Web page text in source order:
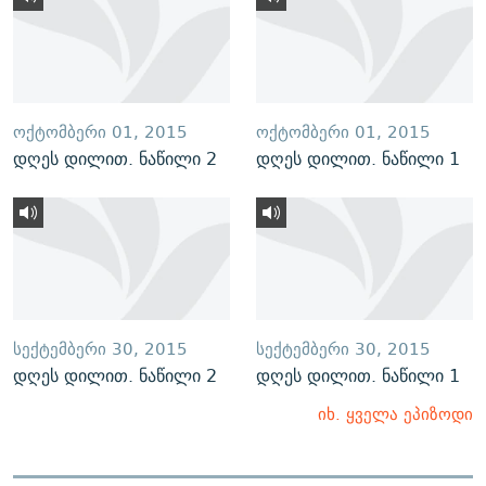
ᲝᲥᲢᲝᲛᲑᲔᲠᲘ 01, 2015
დღეს დილით. ნაწილი 2
ᲝᲥᲢᲝᲛᲑᲔᲠᲘ 01, 2015
დღეს დილით. ნაწილი 1
ᲡᲔᲥᲢᲔᲛᲑᲔᲠᲘ 30, 2015
დღეს დილით. ნაწილი 2
ᲡᲔᲥᲢᲔᲛᲑᲔᲠᲘ 30, 2015
დღეს დილით. ნაწილი 1
იხ. ყველა ეპიზოდი